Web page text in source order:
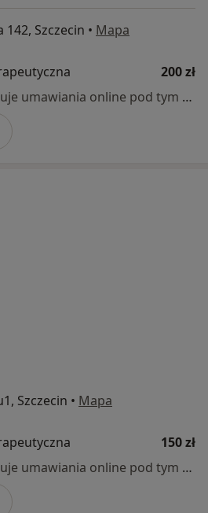
Szczecin • Mapa
200 zł
Specjalista nie oferuje umawiania online pod tym adresem.
Szczecin • Mapa
150 zł
Specjalista nie oferuje umawiania online pod tym adresem.